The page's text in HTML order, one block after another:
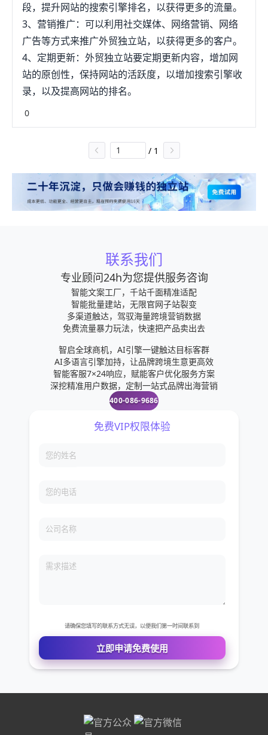
段，提升网站的搜索引擎排名，以获得更多的流量。
3、营销推广：可以利用社交媒体、网络营销、网络
广告等方式来推广外贸独立站，以获得更多的客户。
4、定期更新：外贸独立站要定期更新内容，增加网
站的原创性，保持网站的活跃度，以增加搜索引擎收
录，以及提高网站的排名。
0
/ 1
联系我们
专业顾问24h为您提供服务咨询
智能文案工厂，千站千面精准适配
智能批量建站，无限官网子站裂变
多渠道触达，驾驭海量跨境营销数据
免费流量暴力玩法，快速把产品卖出去
智启全球商机，AI引擎一键触达目标客群
AI多语言引擎加持，让品牌跨境生意更高效
智能客服7×24响应，赋能客户优化服务方案
深挖精准用户数据，定制一站式品牌出海营销
400-086-9686
需求描述
请确保您填写的联系方式无误，以便我们第一时间联系到
立即申请免费使用